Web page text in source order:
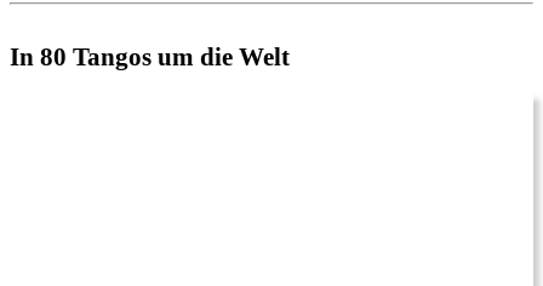
In 80 Tangos um die Welt